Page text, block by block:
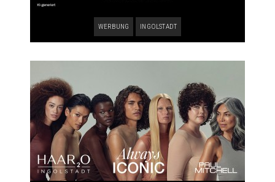
WERBUNG INGOLSTADT